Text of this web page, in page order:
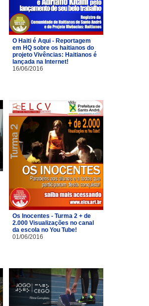
O Haiti é Aqui - Reportagem
em HQ sobre os haitianos do
projeto Vivências: Haitianos é
lançada na Internet!
16/06/2016
Os Inocentes - Turma 2 + de
2.000 Visualizações no canal
da escola no You Tube!
01/06/2016